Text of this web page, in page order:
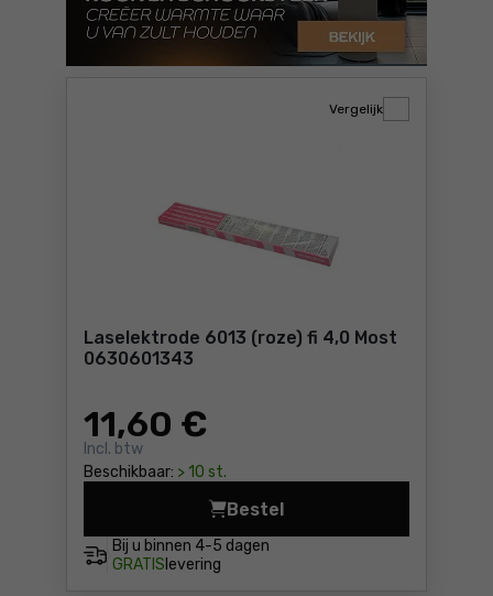
Laselektrode 6013 (roze) fi 4,0 Most
0630601343
11,60 €
Incl. btw
Beschikbaar: > 10 st.
Vergelijk
Bij u binnen 4-5 dagen
GRATIS levering
Bestel
Laselektrode 6013 (roze) fi